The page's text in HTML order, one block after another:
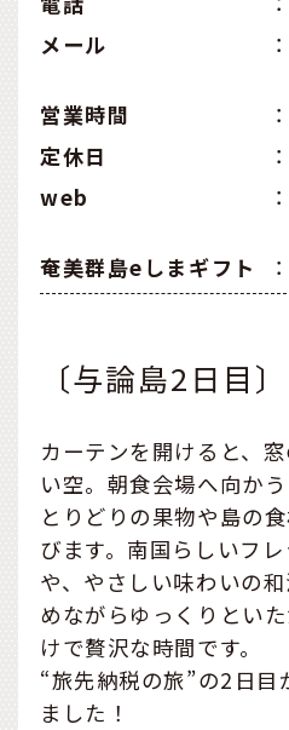
メール
：
営業時間
：
定休日
：
web
：
奄美群島eしまギフト
：
〔与論島2日目〕
カーテンを開けると、
い空。朝食会場へ向か
とりどりの果物や島の
びます。南国らしいフ
や、やさしい味わいの
めながらゆっくりとい
けで贅沢な時間です。
“旅先納税の旅”の2日目
ました！